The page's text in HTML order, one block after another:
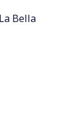
Bella